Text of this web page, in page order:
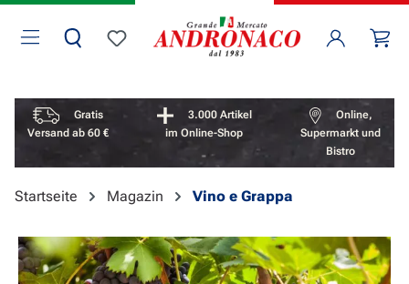
Zum Hauptinhalt springen
Du hast 0 Produkte auf dem Merkzettel
Vorteile überspringen
Gratis
Versand ab 60 €
3.000 Artikel
im Online-Shop
Online,
Supermarkt und
Bistro
Startseite Magazin Vino e Grappa